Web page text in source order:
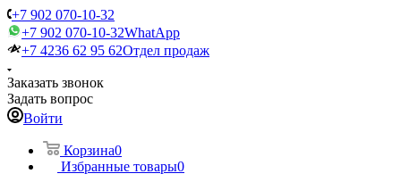
+7 902 070-10-32
+7 902 070-10-32WhatApp
+7 4236 62 95 62Отдел продаж
Заказать звонок
Задать вопрос
Войти
Корзина0
Избранные товары0